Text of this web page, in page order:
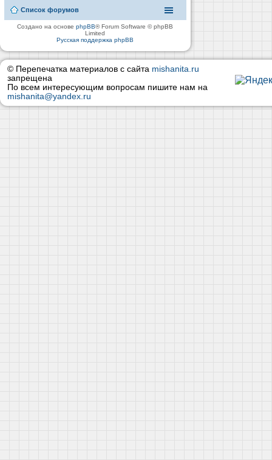
Список форумов
Создано на основеphpBB® Forum Software © phpBB
Limited
Русская поддержка phpBB
© Перепечатка материалов с сайта mishanita.ru
запрещена
По всем интересующим вопросам пишите нам на
mishanita@yandex.ru